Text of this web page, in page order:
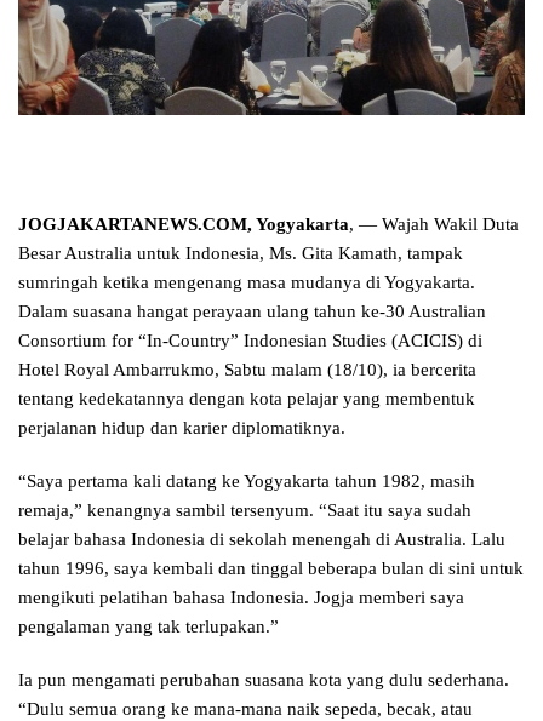
JOGJAKARTANEWS.COM, Yogyakarta, — Wajah Wakil Duta
Besar Australia untuk Indonesia, Ms. Gita Kamath, tampak
sumringah ketika mengenang masa mudanya di Yogyakarta.
Dalam suasana hangat perayaan ulang tahun ke-30 Australian
Consortium for “In-Country” Indonesian Studies (ACICIS) di
Hotel Royal Ambarrukmo, Sabtu malam (18/10), ia bercerita
tentang kedekatannya dengan kota pelajar yang membentuk
perjalanan hidup dan karier diplomatiknya.
“Saya pertama kali datang ke Yogyakarta tahun 1982, masih
remaja,” kenangnya sambil tersenyum. “Saat itu saya sudah
belajar bahasa Indonesia di sekolah menengah di Australia. Lalu
tahun 1996, saya kembali dan tinggal beberapa bulan di sini untuk
mengikuti pelatihan bahasa Indonesia. Jogja memberi saya
pengalaman yang tak terlupakan.”
Ia pun mengamati perubahan suasana kota yang dulu sederhana.
“Dulu semua orang ke mana-mana naik sepeda, becak, atau